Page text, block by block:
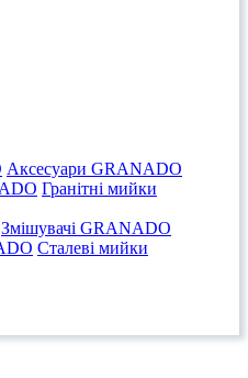
Аксесуари GRANADO
Гранітні мийки
Змішувачі GRANADO
Сталеві мийки